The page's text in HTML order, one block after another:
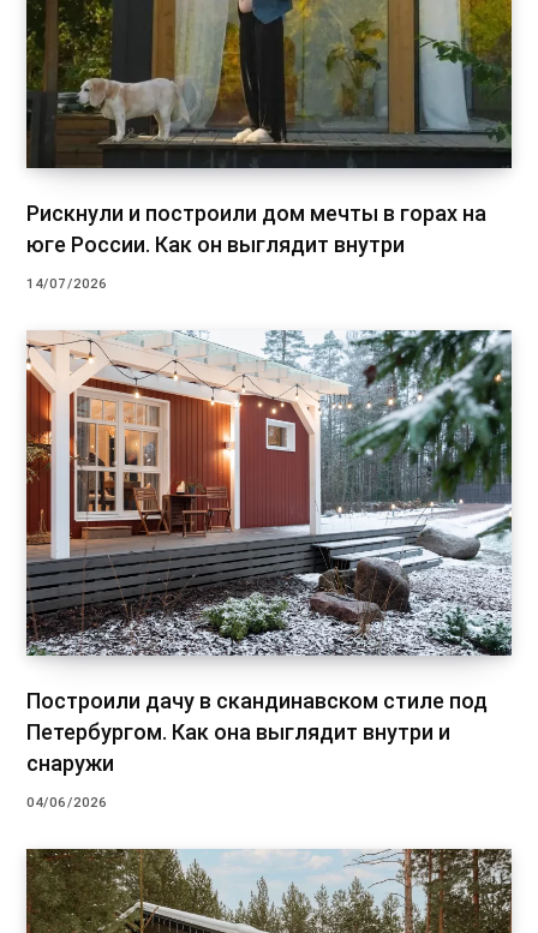
Рискнули и построили дом мечты в горах на
юге России. Как он выглядит внутри
14/07/2026
Построили дачу в скандинавском стиле под
Петербургом. Как она выглядит внутри и
снаружи
04/06/2026